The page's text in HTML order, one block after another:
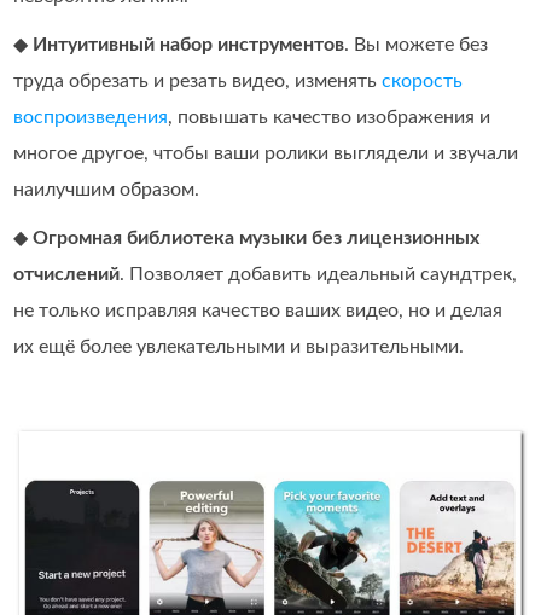
◆ Интуитивный набор инструментов. Вы можете без
труда обрезать и резать видео, изменятьскорость
воспроизведения, повышать качество изображения и
многое другое, чтобы ваши ролики выглядели и звучали
наилучшим образом.
◆Огромная библиотека музыки без лицензионных
отчислений. Позволяет добавить идеальный саундтрек,
не только исправляя качество ваших видео, но и делая
их ещё более увлекательными и выразительными.